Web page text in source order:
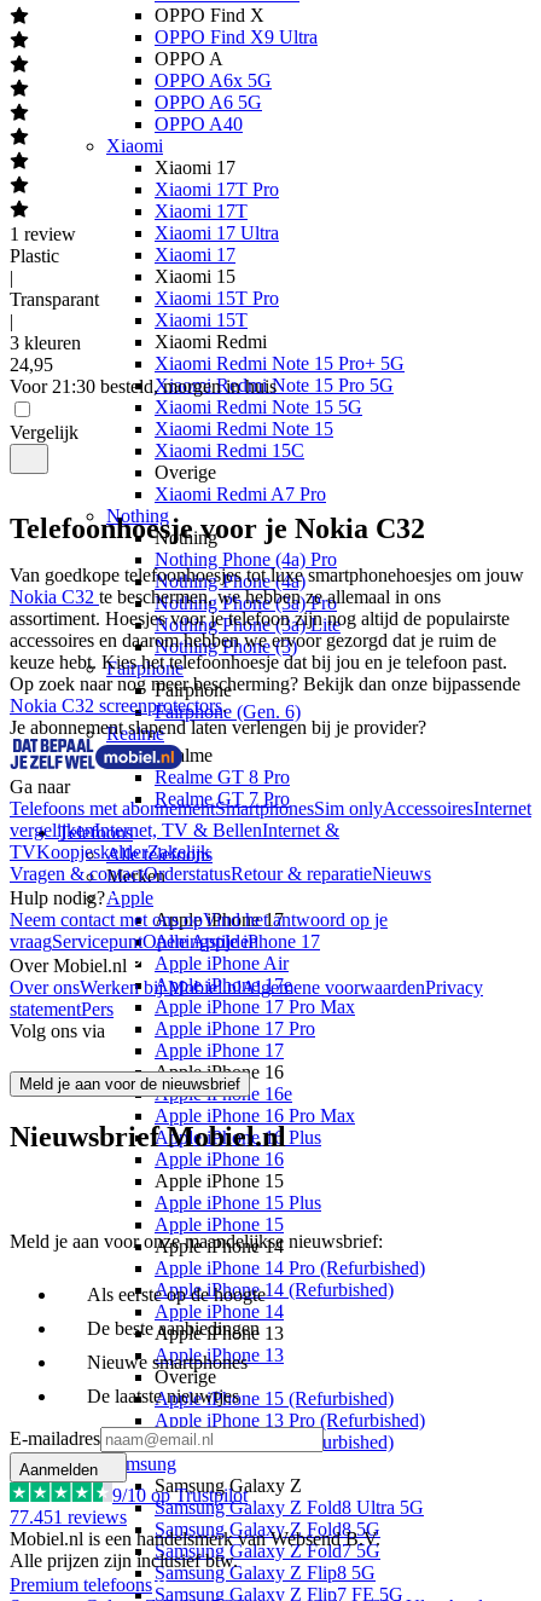
OPPO Find X
OPPO Find X9 Ultra
OPPO A
OPPO A6x 5G
OPPO A6 5G
OPPO A40
Xiaomi
Xiaomi 17
Xiaomi 17T Pro
Xiaomi 17T
Xiaomi 17 Ultra
Xiaomi 17
Xiaomi 15
Xiaomi 15T Pro
Xiaomi 15T
Xiaomi Redmi
Xiaomi Redmi Note 15 Pro+ 5G
Xiaomi Redmi Note 15 Pro 5G
Xiaomi Redmi Note 15 5G
Xiaomi Redmi Note 15
Xiaomi Redmi 15C
Overige
Xiaomi Redmi A7 Pro
Nothing
Nothing
Nothing Phone (4a) Pro
Nothing Phone (4a)
Nothing Phone (3a) Pro
Nothing Phone (3a) Lite
Nothing Phone (3)
Fairphone
Fairphone
Fairphone (Gen. 6)
Realme
Realme
Realme GT 8 Pro
Realme GT 7 Pro
Telefoons
Alle telefoons
Merken
Apple
Apple iPhone 17
Alle Apple iPhone 17
Apple iPhone Air
Apple iPhone 17e
Apple iPhone 17 Pro Max
Apple iPhone 17 Pro
Apple iPhone 17
Apple iPhone 16
Apple iPhone 16e
Apple iPhone 16 Pro Max
Apple iPhone 16 Plus
Apple iPhone 16
Apple iPhone 15
Apple iPhone 15 Plus
Apple iPhone 15
Apple iPhone 14
Apple iPhone 14 Pro (Refurbished)
Apple iPhone 14 (Refurbished)
Apple iPhone 14
Apple iPhone 13
Apple iPhone 13
Overige
Apple iPhone 15 (Refurbished)
Apple iPhone 13 Pro (Refurbished)
Apple iPhone 13 (Refurbished)
Samsung
Samsung Galaxy Z
Samsung Galaxy Z Fold8 Ultra 5G
Samsung Galaxy Z Fold8 5G
Samsung Galaxy Z Fold7 5G
Samsung Galaxy Z Flip8 5G
Samsung Galaxy Z Flip7 FE 5G
1 review
Plastic
|
Transparant
|
3 kleuren
24,95
Voor 21:30 besteld, morgen in huis
Vergelijk
Telefoonhoesje voor je Nokia C32
Nokia C32 te beschermen, we hebben ze allemaal in ons
assortiment. Hoesjes voor je telefoon zijn nog altijd de populairste
accessoires en daarom hebben we ervoor gezorgd dat je ruim de
keuze hebt. Kies het telefoonhoesje dat bij jou en je telefoon past.
Nokia C32 screenprotectors.
Je abonnement slapend laten verlengen bij je provider?
Ga naar
Telefoons met abonnementSmartphonesSim onlyAccessoiresInternet
vergelijkenInternet, TV & BellenInternet &
TVKoopjeskelderZakelijk
Vragen & contactOrderstatusRetour & reparatieNieuws
Hulp nodig?
Neem contact met ons opVind het antwoord op je
vraagServicepuntOpeningstijden
Over Mobiel.nl
Over onsWerken bij Mobiel.nlAlgemene voorwaardenPrivacy
statementPers
Volg ons via
Meld je aan voor de nieuwsbrief
Nieuwsbrief Mobiel.nl
Meld je aan voor onze maandelijkse nieuwsbrief:
Als eerste op de hoogte
De beste aanbiedingen
Nieuwe smartphones
De laatste nieuwtjes
E-mailadres
Aanmelden
9/10 op Trustpilot
77.451 reviews
Mobiel.nl is een handelsmerk van Websend B.V.
Alle prijzen zijn inclusief btw.
Premium telefoons